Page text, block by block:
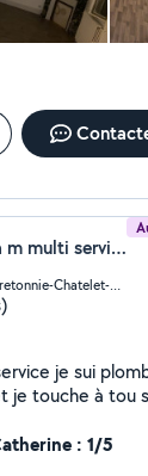
Tony araujo (a m multi service)
Montluçon (Cite Bretonnie-Chatelet-Favieres-Conches)
je sui
je touche à tou
: 1/5